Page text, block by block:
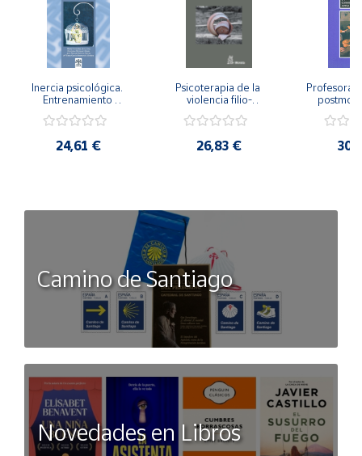
Inercia psicológica.
Entrenamiento
Igualdad de Género.
24,61 €
Psicoterapia de la
violencia filio-
secreto y la
26,83 €
Camino de Santiago
Novedades en Libros